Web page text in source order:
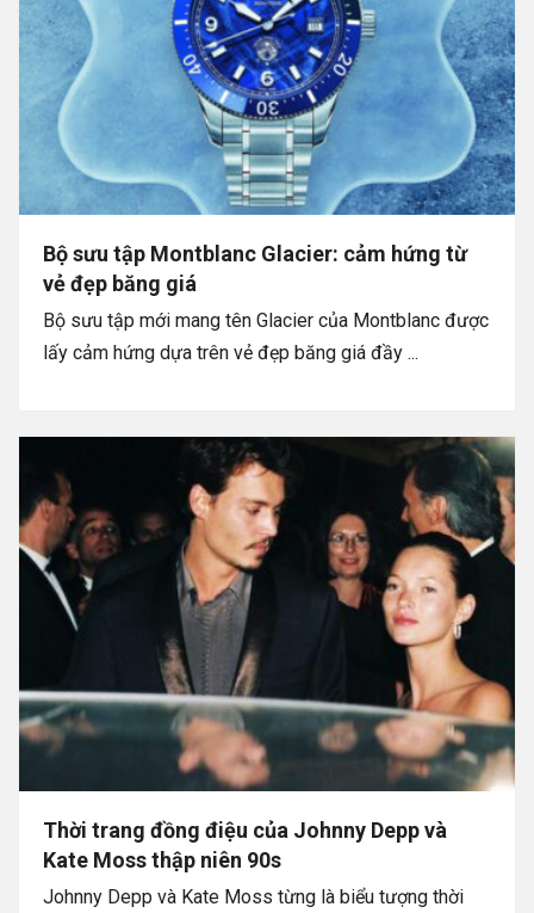
Bộ sưu tập Montblanc Glacier: cảm hứng từ
vẻ đẹp băng giá
Bộ sưu tập mới mang tên Glacier của Montblanc được
lấy cảm hứng dựa trên vẻ đẹp băng giá đầy ...
Thời trang đồng điệu của Johnny Depp và
Kate Moss thập niên 90s
Johnny Depp và Kate Moss từng là biểu tượng thời